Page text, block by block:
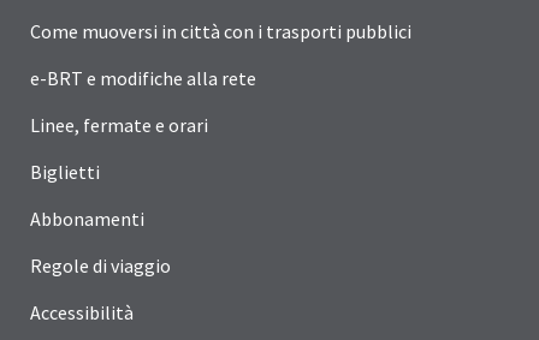
Come muoversi in città con i trasporti pubblici
e-BRT e modifiche alla rete
Linee, fermate e orari
Biglietti
Abbonamenti
Regole di viaggio
Accessibilità